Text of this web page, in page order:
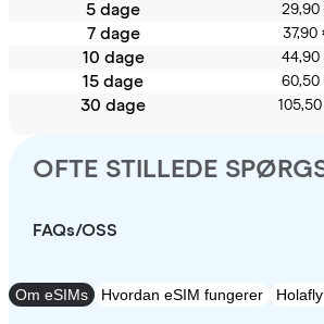
5 dage 29,90
7 dage 37,90
10 dage 44,90
15 dage 60,50
30 dage
OFTE STILLEDE
FAQs/OSS
Om eSIMs Hvordan eSIM fungerer